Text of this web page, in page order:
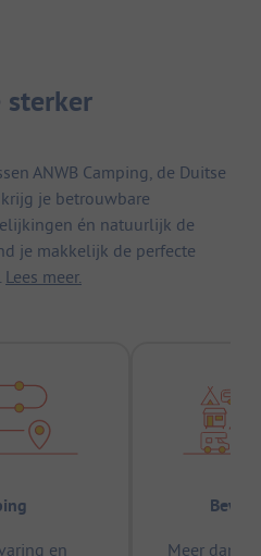
sterker
ANWB Camping, de Duitse
krijg je betrouwbare
én natuurlijk de
je makkelijk de perfecte
Lees meer.
en
Meer dan